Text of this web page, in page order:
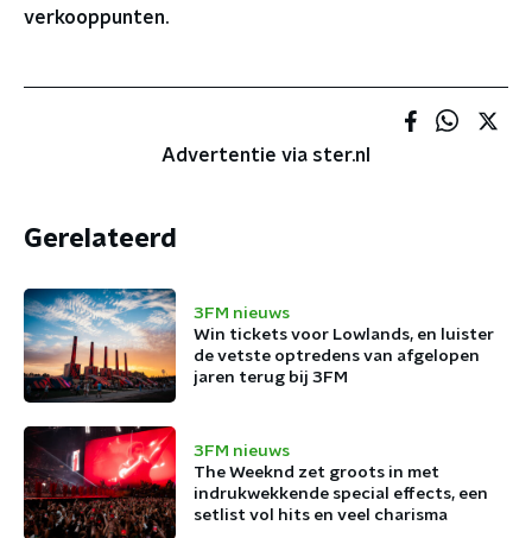
verkooppunten.
Advertentie via ster.nl
Gerelateerd
3FM nieuws
Win tickets voor Lowlands, en luister
de vetste optredens van afgelopen
jaren terug bij 3FM
3FM nieuws
The Weeknd zet groots in met
indrukwekkende special effects, een
setlist vol hits en veel charisma